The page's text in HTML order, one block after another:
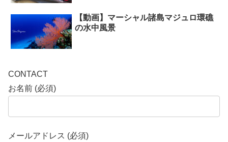
【動画】マーシャル諸島マジュロ環礁
の水中風景
CONTACT
お名前 (必須)
メールアドレス (必須)